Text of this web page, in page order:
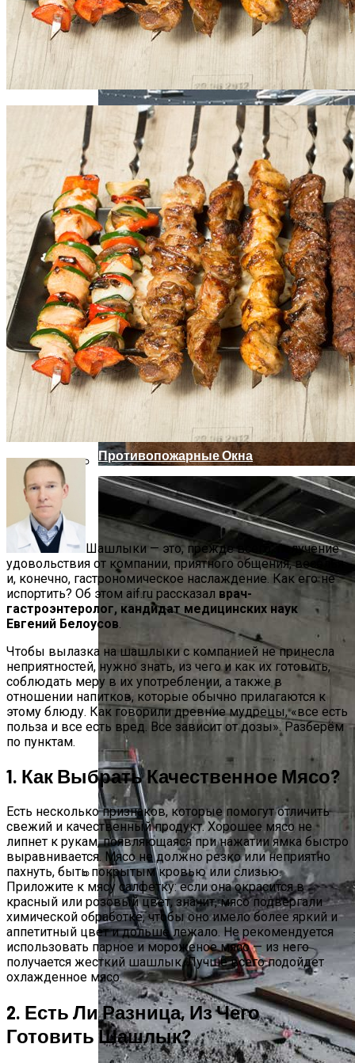
5 Кусочков В День. Врач Рассказала,
Почему Не Стоит Отказываться От
Хлеба
Солонка-Убийца. Ученые Доказали,
Что Досаливание Приводит К
Болезням Почек
Перемены На Бумаге. Запрет 19 Е-
Добавок Де Факто Ничего Не
Запрещает
Межкомнатные Ламинированные
Двери
Противопожарные Окна
Шашлыки — это, прежде всего, получение
удовольствия от компании, приятного общения, веселья
и, конечно, гастрономическое наслаждение. Как его не
испортить? Об этом aif.ru рассказал врач-
гастроэнтеролог, кандидат медицинских наук
Евгений Белоусов
Чтобы вылазка на шашлыки с компанией не принесла
неприятностей, нужно знать, из чего и как их готовить,
соблюдать меру в их употреблении, а также в
отношении напитков, которые обычно прилагаются к
этому блюду. Как говорили древние мудрецы, «все есть
польза и все есть вред. Все зависит от дозы». Разберём
по пунктам.
1. Как Выбрать Качественное Мясо?
Есть несколько признаков, которые помогут отличить
свежий и качественный продукт. Хорошее мясо не
липнет к рукам, появляющаяся при нажатии ямка быстро
выравнивается. Мясо не должно резко или неприятно
пахнуть, быть покрытым кровью или слизью.
Приложите к мясу салфетку: если она окрасится в
красный или розовый цвет, значит, мясо подвергали
химической обработке, чтобы оно имело более яркий и
аппетитный цвет и дольше лежало. Не рекомендуется
использовать парное и мороженое мясо — из него
получается жесткий шашлык. Лучше всего подойдет
охлажденное мясо.
2. Есть Ли Разница, Из Чего
Готовить Шашлык?